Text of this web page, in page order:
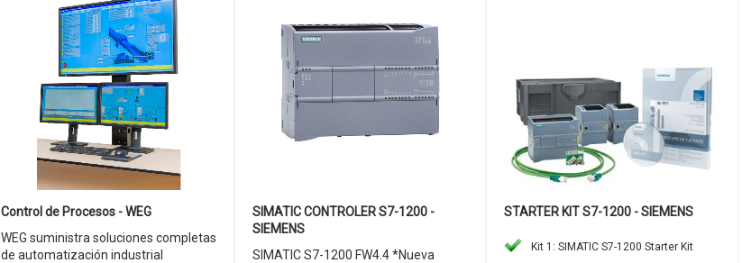
Control de Procesos - WEG
WEG suministra soluciones completas
de automatización industrial
SIMATIC CONTROLER S7-1200 -
SIEMENS
SIMATIC S7-1200 FW4.4 *Nueva
STARTER KIT S7-1200 - SIEMENS
Kit 1: SIMATIC S7-1200 Starter Kit